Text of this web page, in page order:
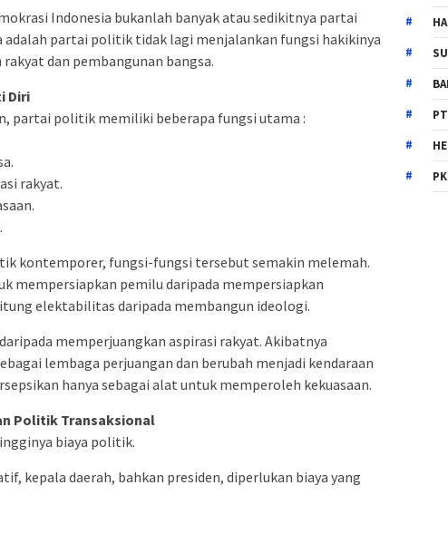
Indonesia bukanlah banyak atau sedikitnya partai
adalah partai politik tidak lagi menjalankan fungsi hakikinya
dan pembangunan bangsa.
Diri
partai politik memiliki beberapa fungsi utama :
rakyat.
kontemporer, fungsi-fungsi tersebut semakin melemah.
mempersiapkan pemilu daripada mempersiapkan
elektabilitas daripada membangun ideologi.
memperjuangkan aspirasi rakyat. Akibatnya
lembaga perjuangan dan berubah menjadi kendaraan
hanya sebagai alat untuk memperoleh kekuasaan.
Politik Transaksional
biaya politik.
kepala daerah, bahkan presiden, diperlukan biaya yang